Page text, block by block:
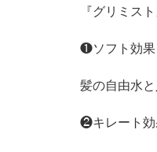
『グリミスト
❶ソフト効果
髪の自由水
❷キレート効